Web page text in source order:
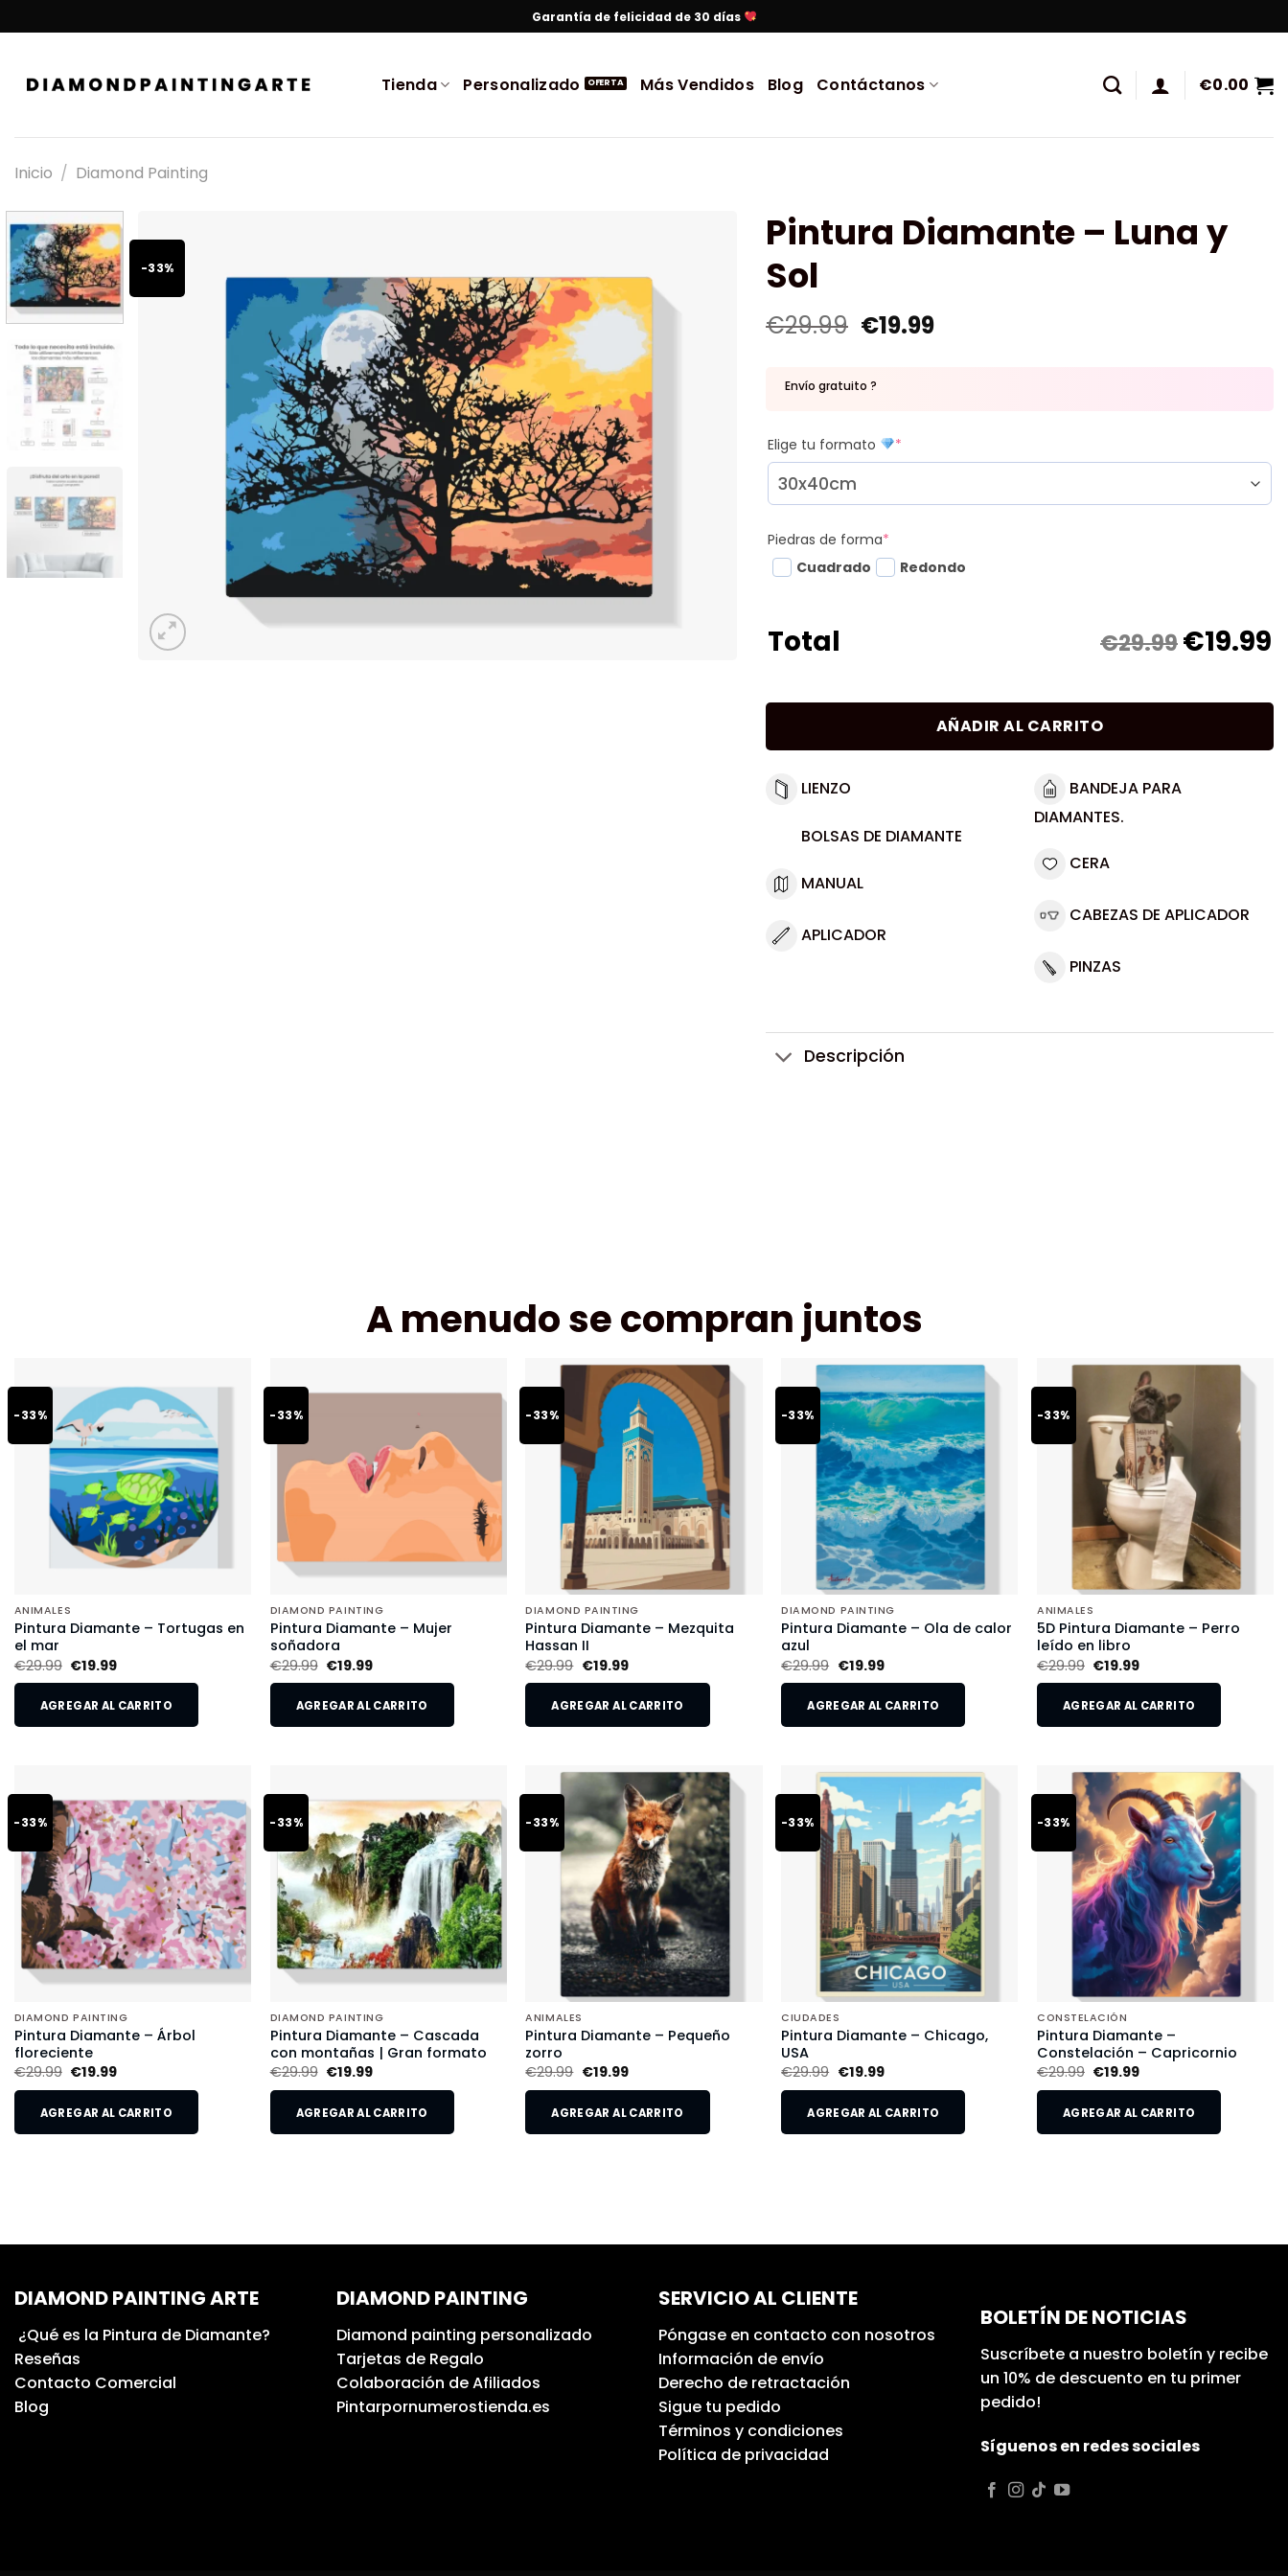
Garantía de felicidad de 30 días
Tienda Personalizado Más Vendidos Blog Contáctanos €0.00
Inicio / Diamond Painting
-33%
Pintura Diamante – Luna y
Sol
€29.99 €19.99
Envío gratuito ?
Elige tu formato *
Piedras de forma*
Cuadrado
Redondo
Total €29.99€19.99
AÑADIR AL CARRITO
LIENZO
BOLSAS DE DIAMANTE
MANUAL
APLICADOR
BANDEJA PARA
DIAMANTES.
CERA
CABEZAS DE APLICADOR
PINZAS
Descripción
A menudo se compran juntos
-33%
ANIMALES
Pintura Diamante – Tortugas en
el mar
€29.99 €19.99
AGREGAR AL CARRITO
-33%
DIAMOND PAINTING
Pintura Diamante – Mujer
soñadora
€29.99 €19.99
AGREGAR AL CARRITO
-33%
DIAMOND PAINTING
Pintura Diamante – Mezquita
Hassan II
€29.99 €19.99
AGREGAR AL CARRITO
-33%
DIAMOND PAINTING
Pintura Diamante – Ola de calor
azul
€29.99 €19.99
AGREGAR AL CARRITO
-33%
ANIMALES
5D Pintura Diamante – Perro
leído en libro
€29.99 €19.99
AGREGAR AL CARRITO
-33%
DIAMOND PAINTING
Pintura Diamante – Árbol
floreciente
€29.99 €19.99
AGREGAR AL CARRITO
-33%
DIAMOND PAINTING
Pintura Diamante – Cascada
con montañas | Gran formato
€29.99 €19.99
AGREGAR AL CARRITO
-33%
ANIMALES
Pintura Diamante – Pequeño
zorro
€29.99 €19.99
AGREGAR AL CARRITO
-33%
CIUDADES
Pintura Diamante – Chicago,
USA
€29.99 €19.99
AGREGAR AL CARRITO
-33%
CONSTELACIÓN
Pintura Diamante –
Constelación – Capricornio
€29.99 €19.99
AGREGAR AL CARRITO
DIAMOND PAINTING ARTE
¿Qué es la Pintura de Diamante?
Reseñas
Contacto Comercial
Blog
DIAMOND PAINTING
Diamond painting personalizado
Tarjetas de Regalo
Colaboración de Afiliados
Pintarpornumerostienda.es
SERVICIO AL CLIENTE
Póngase en contacto con nosotros
Información de envío
Derecho de retractación
Sigue tu pedido
Términos y condiciones
Política de privacidad
BOLETÍN DE NOTICIAS
Suscríbete a nuestro boletín y recibe
un 10% de descuento en tu primer
pedido!
Síguenos en redes sociales